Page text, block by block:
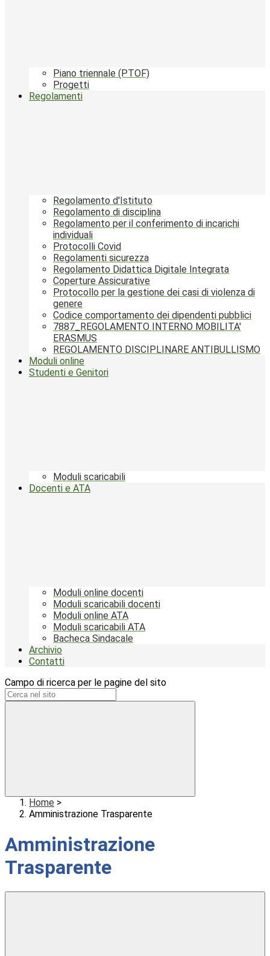
Piano triennale (PTOF)
Progetti
Regolamenti
Regolamento d'Istituto
Regolamento di disciplina
Regolamento per il conferimento di incarichi
individuali
Protocolli Covid
Regolamenti sicurezza
Regolamento Didattica Digitale Integrata
Coperture Assicurative
Protocollo per la gestione dei casi di violenza di
genere
Codice comportamento dei dipendenti pubblici
7887_REGOLAMENTO INTERNO MOBILITA'
ERASMUS
REGOLAMENTO DISCIPLINARE ANTIBULLISMO
Moduli online
Studenti e Genitori
Moduli scaricabili
Docenti e ATA
Moduli online docenti
Moduli scaricabili docenti
Moduli online ATA
Moduli scaricabili ATA
Bacheca Sindacale
Archivio
Contatti
Campo di ricerca per le pagine del sito
Home >
Amministrazione Trasparente
Amministrazione
Trasparente